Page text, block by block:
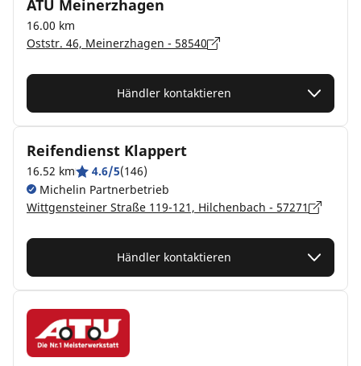
ATU Meinerzhagen
16.00 km
Oststr. 46, Meinerzhagen - 58540
Händler kontaktieren
Reifendienst Klappert
16.52 km 4.6/5(146)
Michelin Partnerbetrieb
Wittgensteiner Straße 119-121, Hilchenbach - 57271
Händler kontaktieren